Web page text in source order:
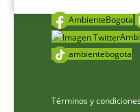
AmbienteBogota
ambientebogota
Términos y condiciones